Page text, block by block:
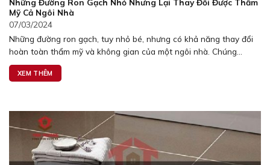
Mỹ Cả Ngôi Nhà
07/03/2024
Những đường ron gạch, tuy nhỏ bé, nhưng có khả năng thay đổi
hoàn toàn thẩm mỹ và không gian của một ngôi nhà. Chúng...
XEM THÊM